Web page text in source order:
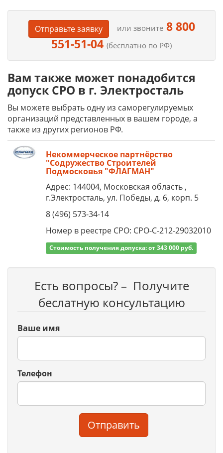
Отправьте заявку или звоните8 800
551-51-04 (бесплатно по РФ)
Вам также может понадобится
допуск СРО в г. Электросталь
Вы можете выбрать одну из саморегулируемых
организаций представленных в вашем городе, а
также из других регионов РФ.
Некоммерческое партнёрство
"Содружество Строителей
Подмосковья "ФЛАГМАН"
Адрес: 144004, Московская область ,
г.Электросталь, ул. Победы, д. 6, корп. 5
8 (496) 573-34-14
Номер в реестре СРО: СРО-С-212-29032010
Стоимость получения допуска: от 343 000 руб.
Есть вопросы? – Получите
беслатную консультацию
Ваше имя
Телефон
Отправить